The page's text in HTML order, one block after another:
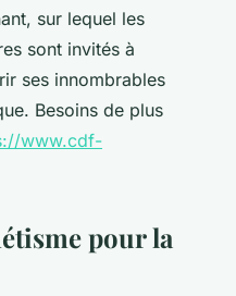
sur lequel les
sont invités à
ses innombrables
Besoins de plus
www.cdf-
pour la